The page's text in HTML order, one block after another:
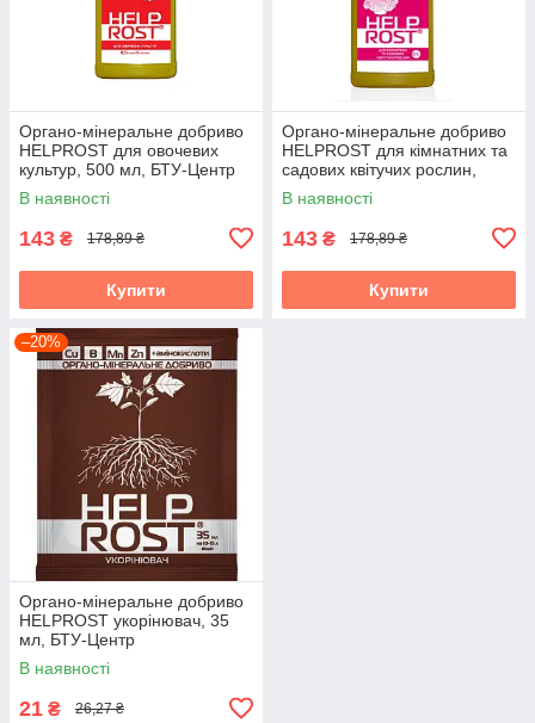
Органо-мінеральне добриво
HELPROST для овочевих
культур, 500 мл, БТУ-Центр
В наявності
143 ₴ 178,89 ₴
Купити
Органо-мінеральне добриво
HELPROST для кімнатних та
садових квітучих рослин,
500 мл, БТУ-Центр
В наявності
143 ₴ 178,89 ₴
Купити
–20%
Органо-мінеральне добриво
HELPROST укорінювач, 35
мл, БТУ-Центр
В наявності
21 ₴ 26,27 ₴